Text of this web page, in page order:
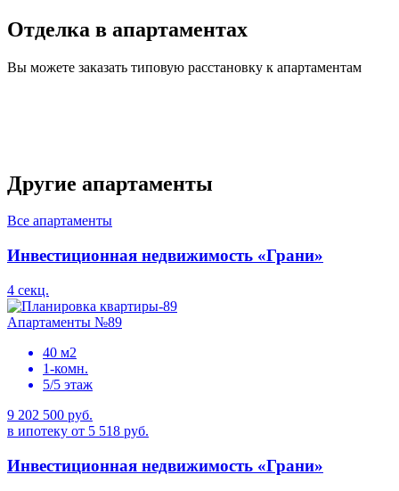
Отделка в апартаментах
Вы можете заказать типовую расстановку к апартаментам
Другие апартаменты
Все апартаменты
Инвестиционная недвижимость «Грани»
4 секц.
Апартаменты №89
40 м2
1-комн.
5/5 этаж
9 202 500 руб.
в ипотеку от 5 518 руб.
Инвестиционная недвижимость «Грани»